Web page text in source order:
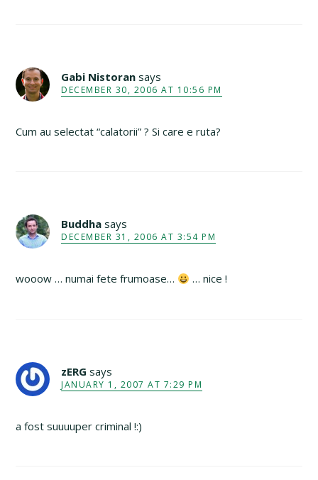
Gabi Nistoran says
DECEMBER 30, 2006 AT 10:56 PM
Cum au selectat “calatorii” ? Si care e ruta?
Buddha says
DECEMBER 31, 2006 AT 3:54 PM
wooow … numai fete frumoase… … nice !
zERG says
JANUARY 1, 2007 AT 7:29 PM
a fost suuuuper criminal !:)